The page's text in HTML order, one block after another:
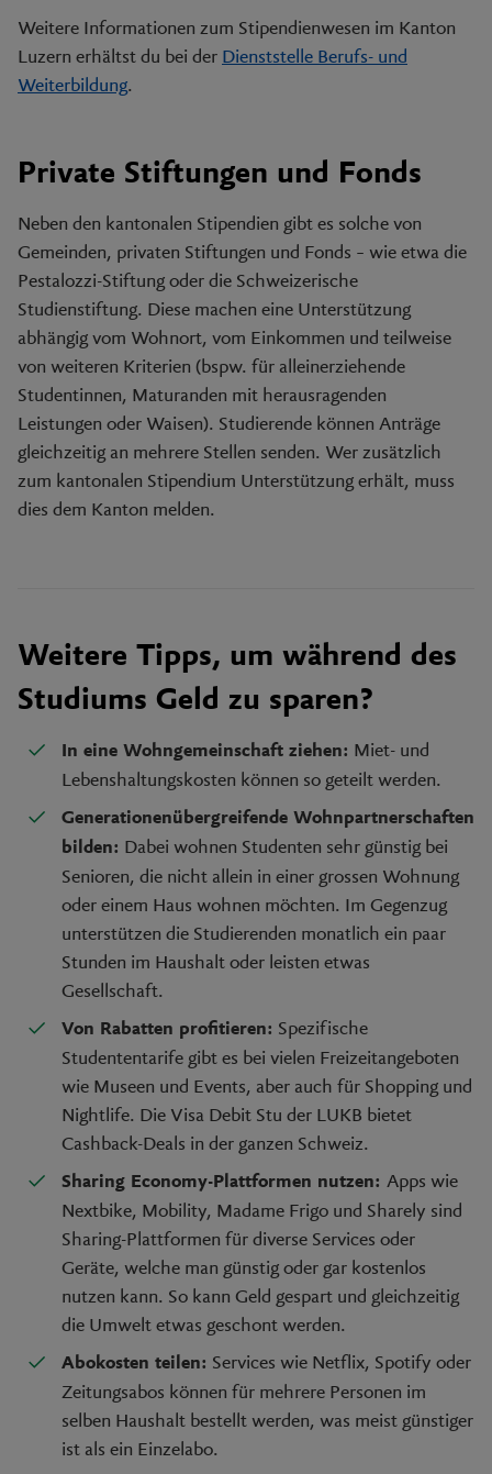
Weitere Informationen zum Stipendienwesen im Kanton
Luzern erhältst du bei der Dienststelle Berufs- und
Weiterbildung.
Private Stiftungen und Fonds
Neben den kantonalen Stipendien gibt es solche von
Gemeinden, privaten Stiftungen und Fonds – wie etwa die
Pestalozzi-Stiftung oder die Schweizerische
Studienstiftung. Diese machen eine Unterstützung
abhängig vom Wohnort, vom Einkommen und teilweise
von weiteren Kriterien (bspw. für alleinerziehende
Studentinnen, Maturanden mit herausragenden
Leistungen oder Waisen). Studierende können Anträge
gleichzeitig an mehrere Stellen senden. Wer zusätzlich
zum kantonalen Stipendium Unterstützung erhält, muss
dies dem Kanton melden.
Weitere Tipps, um während des
Studiums Geld zu sparen?
In eine Wohngemeinschaft ziehen: Miet- und
Lebenshaltungskosten können so geteilt werden.
Generationenübergreifende Wohnpartnerschaften
bilden: Dabei wohnen Studenten sehr günstig bei
Senioren, die nicht allein in einer grossen Wohnung
oder einem Haus wohnen möchten. Im Gegenzug
unterstützen die Studierenden monatlich ein paar
Stunden im Haushalt oder leisten etwas
Gesellschaft.
Von Rabatten profitieren: Spezifische
Studententarife gibt es bei vielen Freizeitangeboten
wie Museen und Events, aber auch für Shopping und
Nightlife. Die Visa Debit Stu der LUKB bietet
Cashback-Deals in der ganzen Schweiz.
Sharing Economy-Plattformen nutzen: Apps wie
Nextbike, Mobility, Madame Frigo und Sharely sind
Sharing-Plattformen für diverse Services oder
Geräte, welche man günstig oder gar kostenlos
nutzen kann. So kann Geld gespart und gleichzeitig
die Umwelt etwas geschont werden.
Abokosten teilen: Services wie Netflix, Spotify oder
Zeitungsabos können für mehrere Personen im
selben Haushalt bestellt werden, was meist günstiger
ist als ein Einzelabo.